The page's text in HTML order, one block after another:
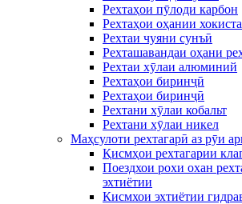
Рехтаҳои пӯлоди карбон
Рехтаҳои оҳании
Рехтаи чуяни сунъӣ
Рехташавандаи оҳани
Рехтаи хӯлаи алюминий
Рехтаҳои биринҷӣ
Рехтаҳои биринҷӣ
Рехтани хӯлаи кобальт
Рехтани хӯлаи никел
Маҳсулоти рехтагарӣ аз рӯи
Қисмҳои рехтагарии
Поездхои рохи охан
эхтиётии
Кисмхои эхтиётии